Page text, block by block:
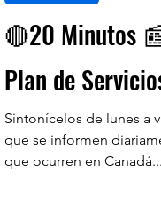
🔴20 Minutos
Plan de
Sintonícelos de lunes a
que se informen
que ocurren en Canadá...